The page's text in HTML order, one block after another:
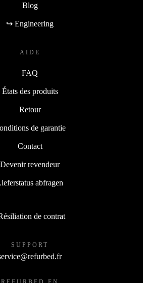
Blog
↪ Engineering
AIDE
FAQ
États des produits
Retour
de garantie
Contact
Devenir revendeur
abfragen
de contrat
SUPPORT